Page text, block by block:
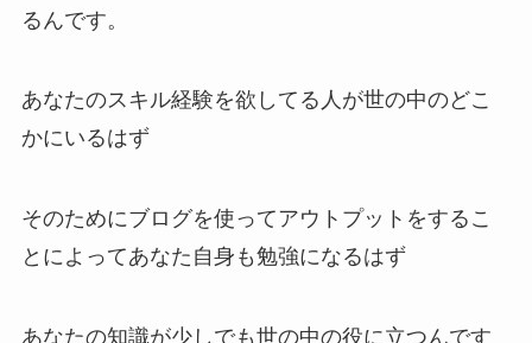
るんです。
あなたのスキル経験を欲してる人が世の中のどこ
かにいるはず
そのためにブログを使ってアウトプットをするこ
とによってあなた自身も勉強になるはず
あなたの知識が少しでも世の中の役に立つんです